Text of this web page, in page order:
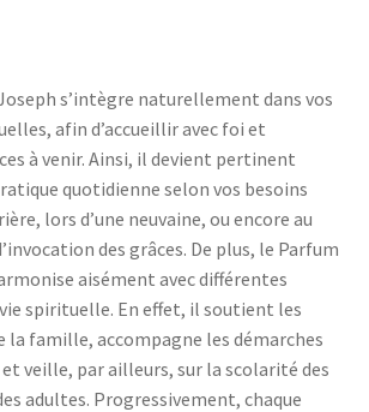
s’intègre naturellement dans vos
afin d’accueillir avec foi et
à venir. Ainsi, il devient pertinent
quotidienne selon vos besoins
lors d’une neuvaine, ou encore au
des grâces. De plus, le Parfum
aisément avec différentes
spirituelle. En effet, il soutient les
la famille, accompagne les démarches
veille, par ailleurs, sur la scolarité des
adultes. Progressivement, chaque